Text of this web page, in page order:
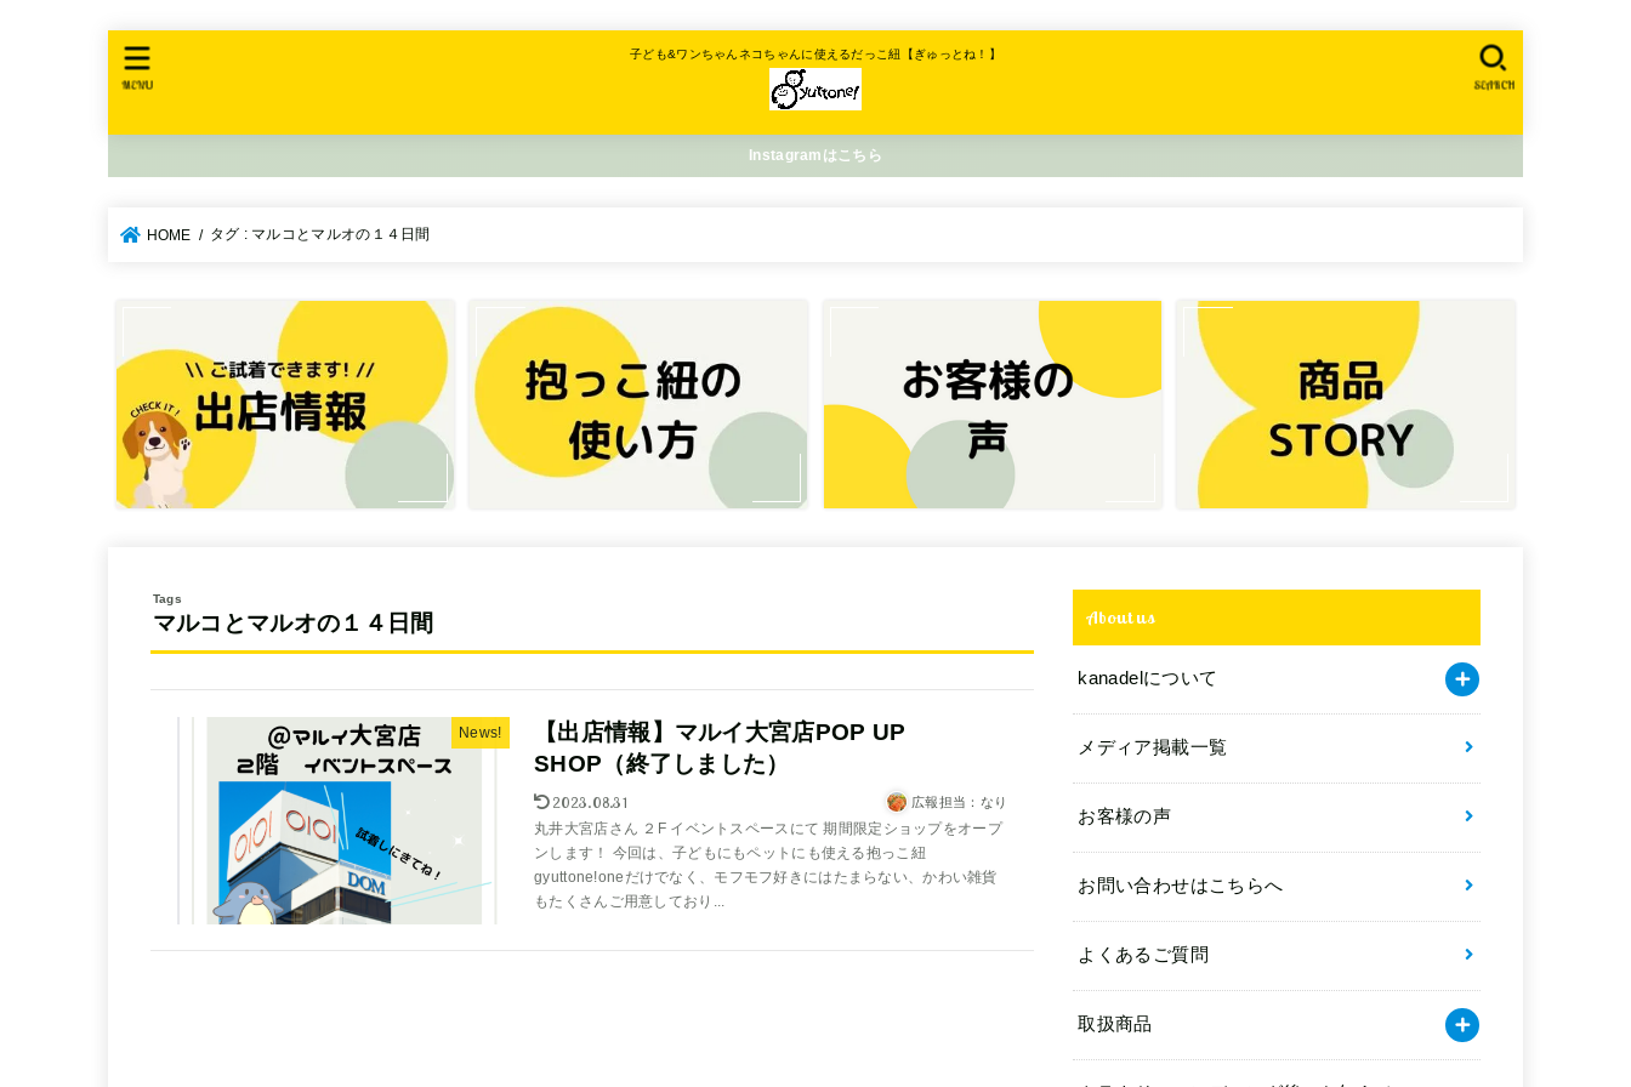
子ども&ワンちゃんネコちゃんに使えるだっこ紐【ぎゅっとね！】
SEARCH
MENU
Instagramはこちら
HOME タグ : マルコとマルオの１４日間
マルコとマルオの１４日間
News!
【出店情報】マルイ大宮店POP UP
SHOP（終了しました）
2023.08.31
広報担当：なり
丸井大宮店さん ２F イベントスペースにて 期間限定ショップをオープ
ンします！ 今回は、子どもにもペットにも使える抱っこ紐
gyuttone!oneだけでなく、モフモフ好きにはたまらない、かわい雑貨
もたくさんご用意しており...
About us
kanadelについて
メディア掲載一覧
お客様の声
お問い合わせはこちらへ
よくあるご質問
取扱商品